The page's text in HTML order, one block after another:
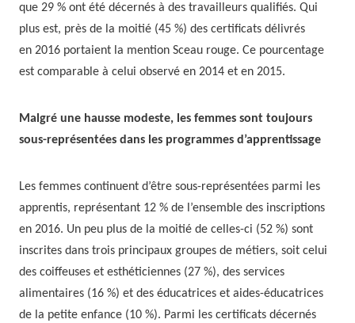
que 29 % ont été décernés à des travailleurs qualifiés. Qui
plus est, près de la moitié (45 %) des certificats délivrés
en 2016 portaient la mention Sceau rouge. Ce pourcentage
est comparable à celui observé en 2014 et en 2015.
Malgré une hausse modeste, les femmes sont toujours
sous-représentées dans les programmes d’apprentissage
Les femmes continuent d’être sous-représentées parmi les
apprentis, représentant 12 % de l’ensemble des inscriptions
en 2016. Un peu plus de la moitié de celles-ci (52 %) sont
inscrites dans trois principaux groupes de métiers, soit celui
des coiffeuses et esthéticiennes (27 %), des services
alimentaires (16 %) et des éducatrices et aides-éducatrices
de la petite enfance (10 %). Parmi les certificats décernés